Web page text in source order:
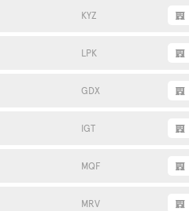
KYZ
LPK
GDX
IGT
MQF
MRV